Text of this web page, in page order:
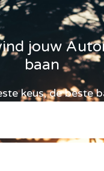
jouw
baan
keus, de beste